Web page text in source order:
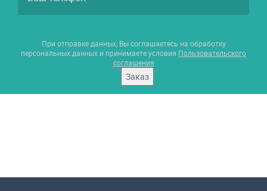
При отправке данных, Вы соглашаетесь на обработку
персональных данных и принимаете условия Пользовательского
соглашения
Заказ